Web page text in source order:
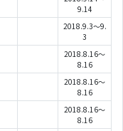
9.14
2018.9.3～9.
3
2018.8.16～
8.16
2018.8.16～
8.16
2018.8.16～
8.16